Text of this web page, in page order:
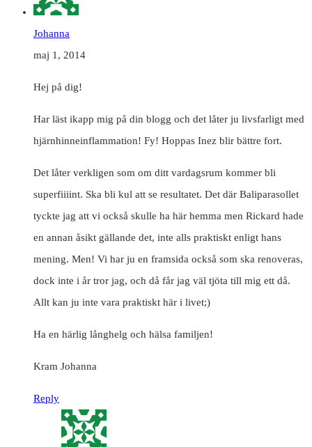
Johanna
maj 1, 2014
Hej på dig!
Har läst ikapp mig på din blogg och det låter ju livsfarligt med
hjärnhinneinflammation! Fy! Hoppas Inez blir bättre fort.
Det låter verkligen som om ditt vardagsrum kommer bli
superfiiiint. Ska bli kul att se resultatet. Det där Baliparasollet
tyckte jag att vi också skulle ha här hemma men Rickard hade
en annan åsikt gällande det, inte alls praktiskt enligt hans
mening. Men! Vi har ju en framsida också som ska renoveras,
dock inte i år tror jag, och då får jag väl tjöta till mig ett då.
Allt kan ju inte vara praktiskt här i livet;)
Ha en härlig långhelg och hälsa familjen!
Kram Johanna
Reply